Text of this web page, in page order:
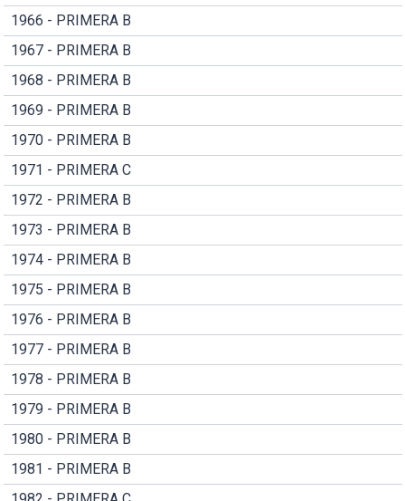
1966 - PRIMERA B
1967 - PRIMERA B
1968 - PRIMERA B
1969 - PRIMERA B
1970 - PRIMERA B
1971 - PRIMERA C
1972 - PRIMERA B
1973 - PRIMERA B
1974 - PRIMERA B
1975 - PRIMERA B
1976 - PRIMERA B
1977 - PRIMERA B
1978 - PRIMERA B
1979 - PRIMERA B
1980 - PRIMERA B
1981 - PRIMERA B